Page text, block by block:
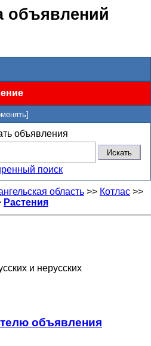
объявлений
объявления
поиск
область >> Котлас >>
Растения
и нерусских
объявления